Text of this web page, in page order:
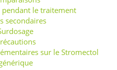
pendant le traitement
secondaires
sur le Stromectol